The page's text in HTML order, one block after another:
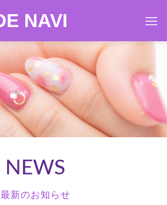
NEWS
最新のお知らせ